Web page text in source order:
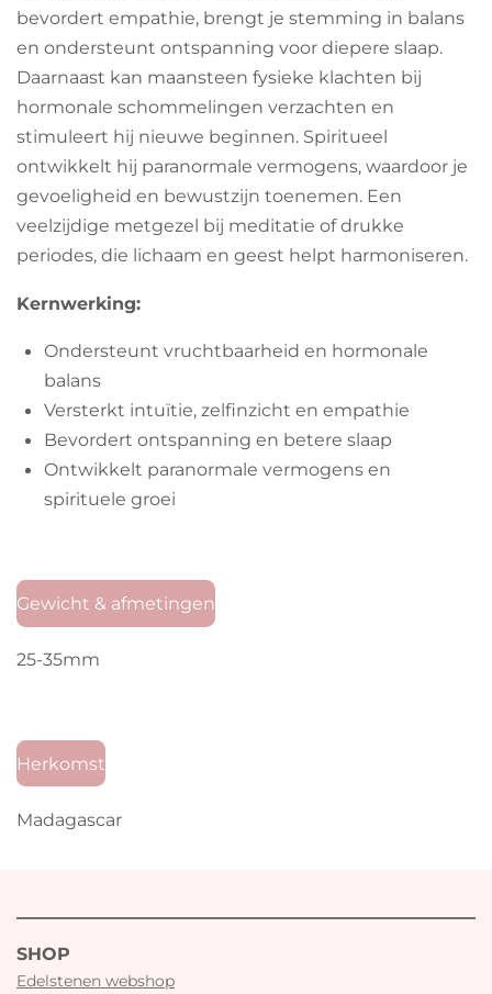
bevordert empathie, brengt je stemming in balans
en ondersteunt ontspanning voor diepere slaap.
Daarnaast kan maansteen fysieke klachten bij
hormonale schommelingen verzachten en
stimuleert hij nieuwe beginnen. Spiritueel
ontwikkelt hij paranormale vermogens, waardoor je
gevoeligheid en bewustzijn toenemen. Een
veelzijdige metgezel bij meditatie of drukke
periodes, die lichaam en geest helpt harmoniseren.
Kernwerking:
Ondersteunt vruchtbaarheid en hormonale
balans
Versterkt intuïtie, zelfinzicht en empathie
Bevordert ontspanning en betere slaap
Ontwikkelt paranormale vermogens en
spirituele groei
Gewicht & afmetingen
25-35mm
Herkomst
Madagascar
SHOP
Edelstenen webshop